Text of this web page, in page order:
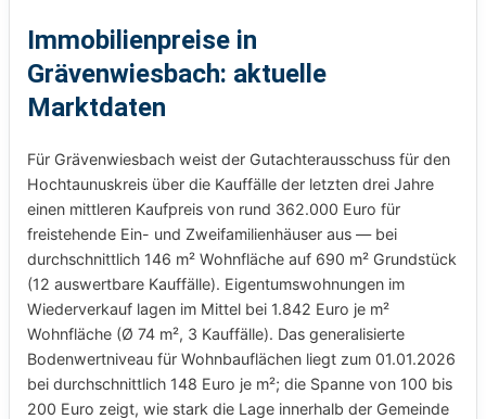
Immobilienpreise in
Grävenwiesbach: aktuelle
Marktdaten
Für Grävenwiesbach weist der Gutachterausschuss für den
Hochtaunuskreis über die Kauffälle der letzten drei Jahre
einen mittleren Kaufpreis von rund 362.000 Euro für
freistehende Ein- und Zweifamilienhäuser aus — bei
durchschnittlich 146 m² Wohnfläche auf 690 m² Grundstück
(12 auswertbare Kauffälle). Eigentumswohnungen im
Wiederverkauf lagen im Mittel bei 1.842 Euro je m²
Wohnfläche (Ø 74 m², 3 Kauffälle). Das generalisierte
Bodenwertniveau für Wohnbauflächen liegt zum 01.01.2026
bei durchschnittlich 148 Euro je m²; die Spanne von 100 bis
200 Euro zeigt, wie stark die Lage innerhalb der Gemeinde